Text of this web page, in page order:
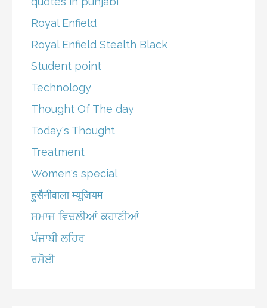
Royal Enfield
Royal Enfield Stealth Black
Student point
Technology
Thought Of The day
Today's Thought
Treatment
Women's special
हुसैनीवाला म्यूजियम
ਸਮਾਜ ਵਿਚਲੀਆਂ ਕਹਾਣੀਆਂ
ਪੰਜਾਬੀ ਲਹਿਰ
ਰਸੋਈ